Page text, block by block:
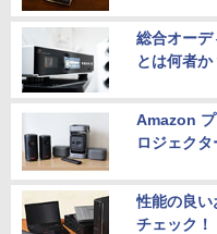
総合オー
とは何者か
Amazon
ロジェク
性能の良い
チェック！